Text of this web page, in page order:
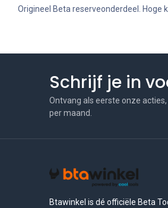
Origineel Beta reserveonderdeel.
Schrijf je in
Ontvang als eerste onze
per maand.
Btawinkel is dé officiële Beta